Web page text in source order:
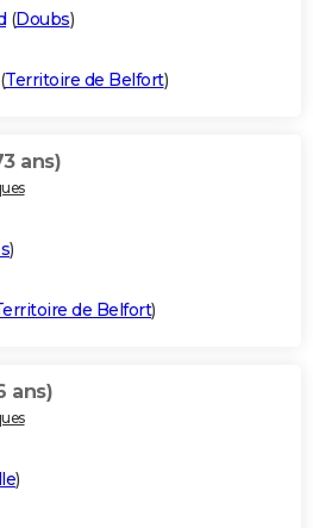
(Doubs)
(Territoire de Belfort)
ans)
)
de Belfort)
ans)
)